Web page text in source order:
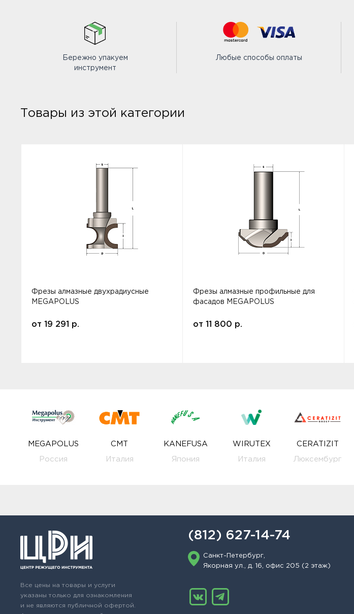
Бережно упакуем
инструмент
Любые способы оплаты
Товары из этой категории
Фрезы алмазные двухрадиусные
MEGAPOLUS
от 19 291 р.
Фрезы алмазные профильные для
фасадов MEGAPOLUS
от 11 800 р.
MEGAPOLUS
Россия
CMT
Италия
KANEFUSA
Япония
WIRUTEX
Италия
CERATIZIT
Люксембург
Все цены на товары и услуги
указаны только для ознакомления
и не являются публичной офертой.
(812) 627-14-74
Санкт-Петербург,
Якорная ул., д. 16, офис 205 (2 этаж)